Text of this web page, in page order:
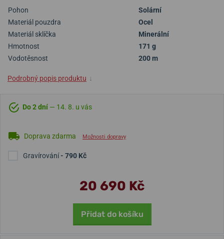
Pohon
Solární
Materiál pouzdra
Ocel
Materiál sklíčka
Minerální
Hmotnost
171 g
Vodotěsnost
200 m
Podrobný popis produktu ↓
Do 2 dní — 14. 8. u vás
Doprava zdarma Možnosti dopravy
Gravírování- 790 Kč
20 690 Kč
Přidat do košíku